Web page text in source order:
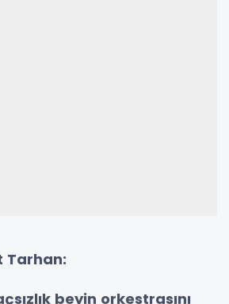
Tarhan:
beyin orkestrasını